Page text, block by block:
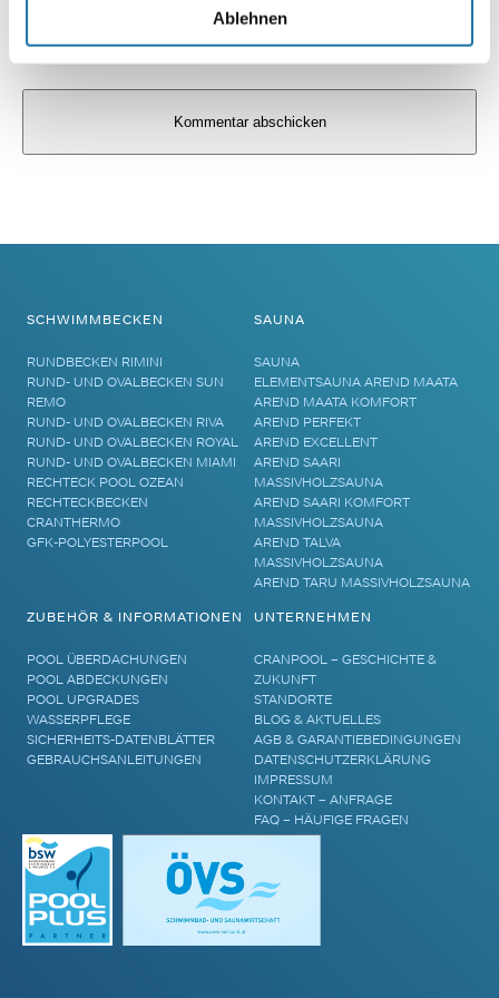
Ablehnen
SCHWIMMBECKEN
RUNDBECKEN RIMINI
RUND- UND OVALBECKEN SUN
REMO
RUND- UND OVALBECKEN RIVA
RUND- UND OVALBECKEN ROYAL
RUND- UND OVALBECKEN MIAMI
RECHTECK POOL OZEAN
RECHTECKBECKEN
CRANTHERMO
GFK-POLYESTERPOOL
SAUNA
SAUNA
ELEMENTSAUNA AREND MAATA
AREND MAATA KOMFORT
AREND PERFEKT
AREND EXCELLENT
AREND SAARI
MASSIVHOLZSAUNA
AREND SAARI KOMFORT
MASSIVHOLZSAUNA
AREND TALVA
MASSIVHOLZSAUNA
AREND TARU MASSIVHOLZSAUNA
ZUBEHÖR & INFORMATIONEN
POOL ÜBERDACHUNGEN
POOL ABDECKUNGEN
POOL UPGRADES
WASSERPFLEGE
SICHERHEITS-DATENBLÄTTER
GEBRAUCHSANLEITUNGEN
UNTERNEHMEN
CRANPOOL – GESCHICHTE &
ZUKUNFT
STANDORTE
BLOG & AKTUELLES
AGB & GARANTIEBEDINGUNGEN
DATENSCHUTZERKLÄRUNG
IMPRESSUM
KONTAKT – ANFRAGE
FAQ – HÄUFIGE FRAGEN